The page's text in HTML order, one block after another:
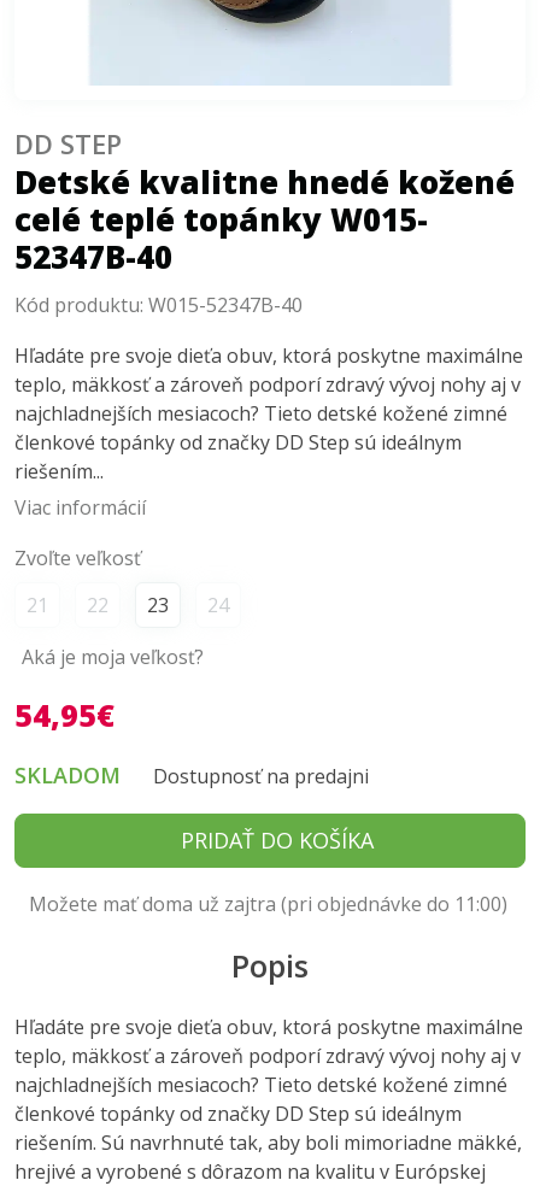
Detské kvalitne hnedé kožené
celé teplé topánky W015-
52347B-40
DD STEP
Kód produktu: W015-52347B-40
Hľadáte pre svoje dieťa obuv, ktorá poskytne maximálne
teplo, mäkkosť a zároveň podporí zdravý vývoj nohy aj v
najchladnejších mesiacoch? Tieto detské kožené zimné
členkové topánky od značky DD Step sú ideálnym
riešením...
Viac informácií
Zvoľte veľkosť
21
22 23
24
Aká je moja veľkosť?
54,95€
SKLADOM Dostupnosť na predajni
PRIDAŤ DO KOŠÍKA
Možete mať doma už zajtra (pri objednávke do 11:00)
Popis
Hľadáte pre svoje dieťa obuv, ktorá poskytne maximálne
teplo, mäkkosť a zároveň podporí zdravý vývoj nohy aj v
najchladnejších mesiacoch? Tieto detské kožené zimné
členkové topánky od značky DD Step sú ideálnym
riešením. Sú navrhnuté tak, aby boli mimoriadne mäkké,
hrejivé a vyrobené s dôrazom na kvalitu v Európskej